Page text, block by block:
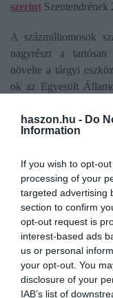
haszon.hu - Do
Information
If you wish to opt-
processing of your
targeted advertising
section to confirm
opt-out request is
interest-based ads
us or personal
your opt-out. You
disclosure of your
IAB’s list of
szerint Szentendrének
A százmilliomosok
nagyrészt a
növelte a tárgyi
ok az Egyesült
Ezek a tényezők
kevesebb mint 500-ról
több mint
Franciscóban és
áll 62 milliárdossal,
és Pekingben.
személlyel.
A gazdasági